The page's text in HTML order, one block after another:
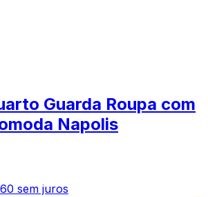
Guarda Roupa com
Napolis
sem juros